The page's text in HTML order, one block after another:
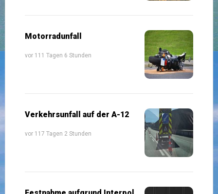
Motorradunfall
vor 111 Tagen 6 Stunden
Verkehrsunfall auf der A-12
vor 117 Tagen 2 Stunden